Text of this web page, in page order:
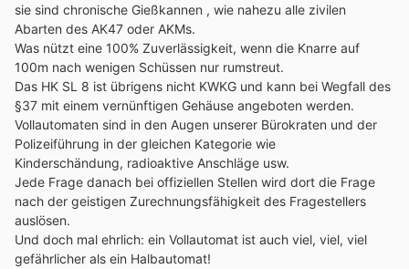
sie sind chronische Gießkannen , wie nahezu alle zivilen
Abarten des AK47 oder AKMs.
Was nützt eine 100% Zuverlässigkeit, wenn die Knarre auf
100m nach wenigen Schüssen nur rumstreut.
Das HK SL 8 ist übrigens nicht KWKG und kann bei Wegfall des
§37 mit einem vernünftigen Gehäuse angeboten werden.
Vollautomaten sind in den Augen unserer Bürokraten und der
Polizeiführung in der gleichen Kategorie wie
Kinderschändung, radioaktive Anschläge usw.
Jede Frage danach bei offiziellen Stellen wird dort die Frage
nach der geistigen Zurechnungsfähigkeit des Fragestellers
auslösen.
Und doch mal ehrlich: ein Vollautomat ist auch viel, viel, viel
gefährlicher als ein Halbautomat!